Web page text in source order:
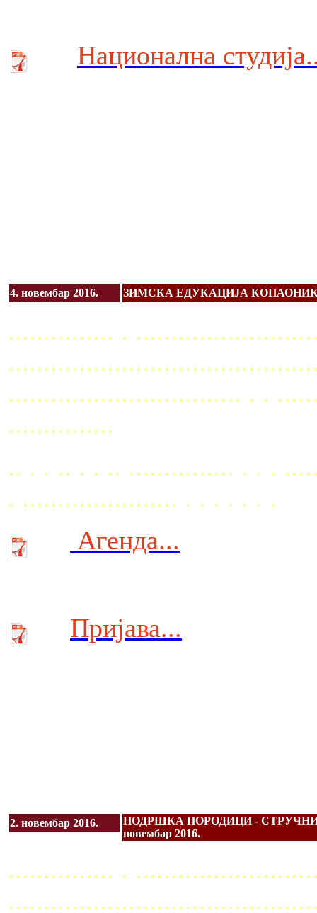
Национална
4. новембар 2016. ЗИМСКА ЕДУКАЦИЈА КОПАОНИК,
............... .
................................. . .
...............
.. . . .. . . .. ............... . . .
. ...................... . . . . . . .
Агенда...
Пријава...
2. новембар 2016.
ПОДРШКА ПОРОДИЦИ - СТРУЧНИ
новембар 2016.
............... .